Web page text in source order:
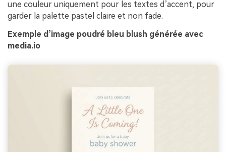
une couleur uniquement pour les textes d’accent, pour
garder la palette pastel claire et non fade.
Exemple d’image poudré bleu blush générée avec
media.io